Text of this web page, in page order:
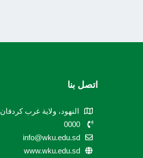
اتصل بنا
النهود، ولاية غرب كردفان
info@wku.edu.sd
www.wku.edu.sd